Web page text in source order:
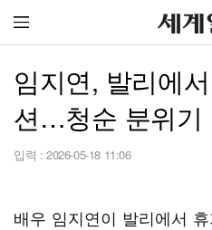
임지연, 발리에
션…청순 분위기
입력 : 2026-05-18 11:06
배우 임지연이 발리에서